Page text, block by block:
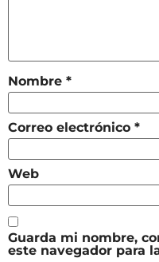
Nombre *
Correo electrónico *
Web
Guarda mi nombre,
este navegador para